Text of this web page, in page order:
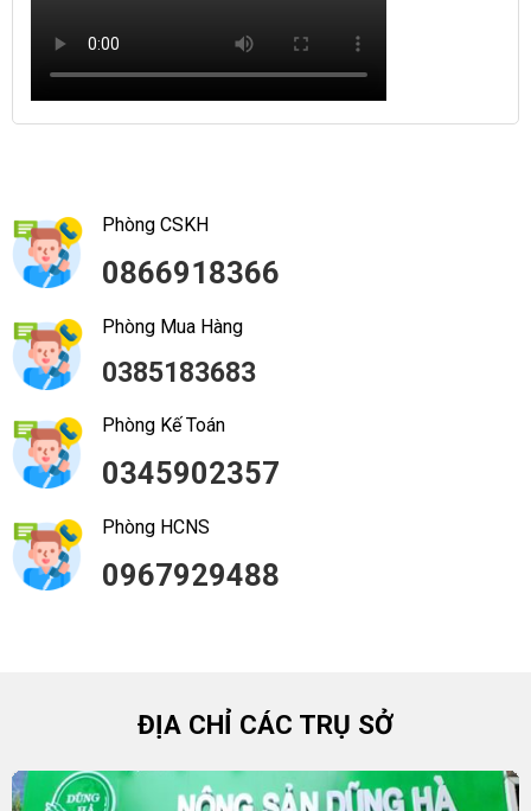
Phòng CSKH
0866918366
Phòng Mua Hàng
0385183683
Phòng Kế Toán
0345902357
Phòng HCNS
0967929488
ĐỊA CHỈ CÁC TRỤ SỞ